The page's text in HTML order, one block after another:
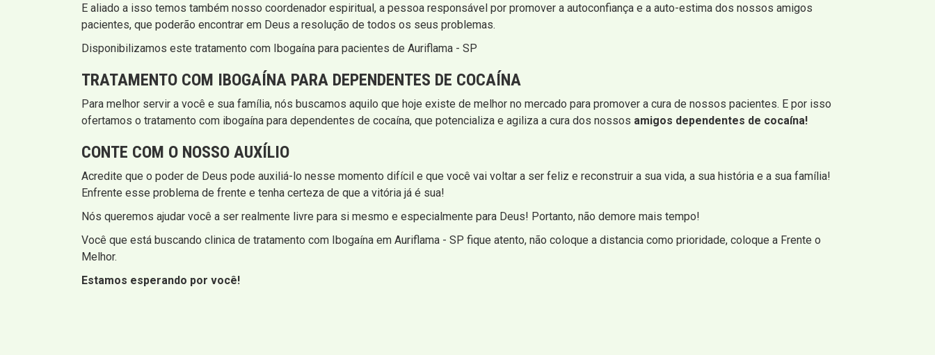
E aliado a isso temos também nosso coordenador espiritual, a pessoa responsável por promover a autoconfiança e a auto-estima dos nossos amigos
pacientes, que poderão encontrar em Deus a resolução de todos os seus problemas.
Disponibilizamos este tratamento com Ibogaína para pacientes de Auriflama - SP
TRATAMENTO COM IBOGAÍNA PARA DEPENDENTES DE COCAÍNA
Para melhor servir a você e sua família, nós buscamos aquilo que hoje existe de melhor no mercado para promover a cura de nossos pacientes. E por isso
ofertamos o tratamento com ibogaína para dependentes de cocaína, que potencializa e agiliza a cura dos nossos amigos dependentes de cocaína!
CONTE COM O NOSSO AUXÍLIO
Acredite que o poder de Deus pode auxiliá-lo nesse momento difícil e que você vai voltar a ser feliz e reconstruir a sua vida, a sua história e a sua família!
Enfrente esse problema de frente e tenha certeza de que a vitória já é sua!
Nós queremos ajudar você a ser realmente livre para si mesmo e especialmente para Deus! Portanto, não demore mais tempo!
Você que está buscando clinica de tratamento com Ibogaína em Auriflama - SP fique atento, não coloque a distancia como prioridade, coloque a Frente o
Melhor.
Estamos esperando por você!